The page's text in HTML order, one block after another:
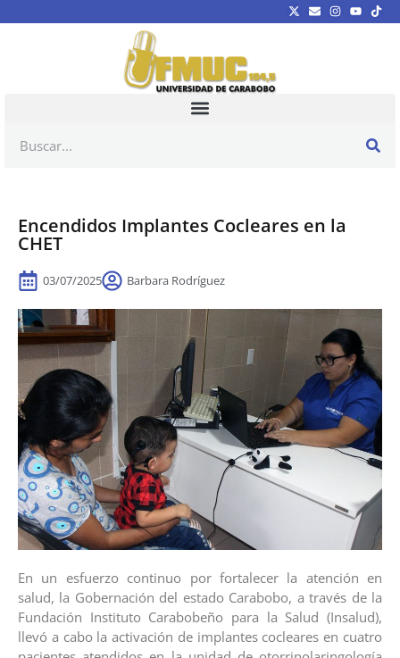
Encendidos Implantes Cocleares en la
CHET
03/07/2025 Barbara Rodríguez
En un esfuerzo continuo por fortalecer la atención en
salud, la Gobernación del estado Carabobo, a través de la
Fundación Instituto Carabobeño para la Salud (Insalud),
llevó a cabo la activación de implantes cocleares en cuatro